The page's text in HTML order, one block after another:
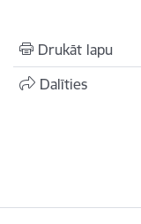
Drukāt lapu
Dalīties